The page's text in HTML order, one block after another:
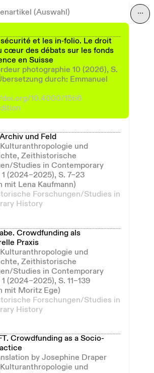
⋯
(Auswahl)
sécurité et les in‑folio. Le droit
cœur des débats sur les fonds
en Suisse
photographie 10 (2026), S.
durch: Emmanuel
doi.org/10.4000/15ti6
und Feld
und
Zeithistorische
Studies in Contemporary
(2024–2025), S. 7–23
mit Lena Kaufmann)
Forschungen/Studies in
History
Crowdfunding als
Praxis
und
Zeithistorische
Studies in Contemporary
(2024–2025), S. 11–139
mit Moritz Ege)
Forschungen/Studies in
History
Crowdfunding as a Socio-
by Josephine Draper
und